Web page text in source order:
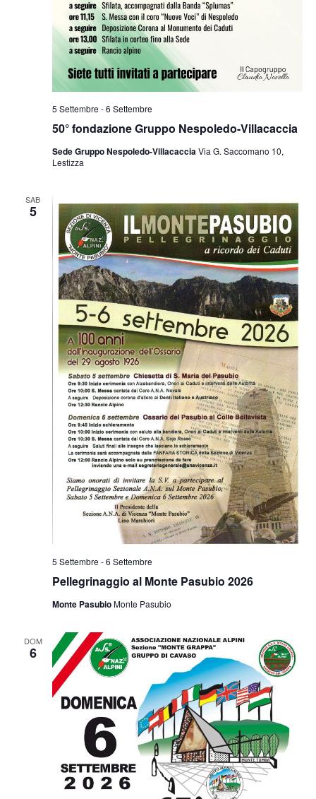
50° fondazione Gruppo Nespoledo-Villacaccia
5 Settembre -6 Settembre
Sede Gruppo Nespoledo-VillacacciaVia G. Saccomano 10,
Lestizza
SAB
5
Pellegrinaggio al Monte Pasubio 2026
5 Settembre -6 Settembre
Monte PasubioMonte Pasubio
DOM
6